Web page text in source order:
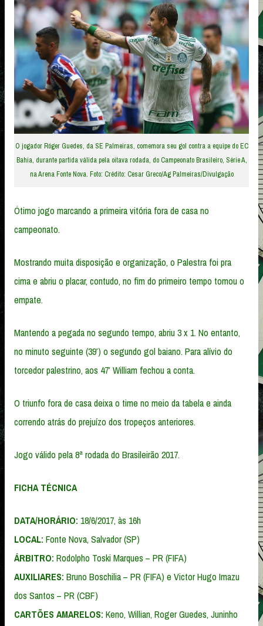
O jogador Róger Guedes, da SE Palmeiras, comemora seu gol contra a equipe do EC
Bahia, durante partida válida pela oitava rodada, do Campeonato Brasileiro, Série A,
na Arena Fonte Nova. Foto: Crédito: Cesar Greco/Ag Palmeiras/Divulgação
Ótimo jogo marcando a primeira vitória fora de casa no
campeonato.
Mostrando muita disposição e organização, o Palestra foi pra
cima e abriu o placar, contudo, no fim do primeiro tempo tomou o
empate.
Mantendo a pegada no segundo tempo, abriu 3 x 1. No entanto,
no minuto seguinte (39′) o segundo gol baiano. Para alívio do
torcedor palestrino, aos 47′ William fechou a conta.
O triunfo fora de casa deixa o time no meio da tabela e ainda
correndo atrás do prejuízo dos tropeços anteriores.
Jogo válido pela 8ª rodada do Brasileirão 2017.
FICHA TÉCNICA
DATA/HORÁRIO: 18/6/2017, às 16h
LOCAL: Fonte Nova, Salvador (SP)
ÁRBITRO: Rodolpho Toski Marques – PR (FIFA)
AUXILIARES: Bruno Boschilia – PR (FIFA) e Victor Hugo Imazu
dos Santos – PR (CBF)
CARTÕES AMARELOS: Keno, Willian, Roger Guedes, Juninho